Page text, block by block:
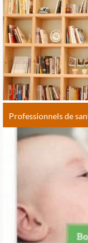
Professionnels de